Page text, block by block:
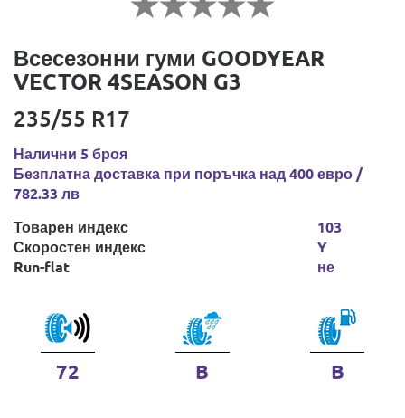
Всесезонни гуми GOODYEAR
VECTOR 4SEASON G3
235/55 R17
Налични 5 броя
Безплатна доставка при поръчка над 400 евро /
782.33 лв
Товарен индекс
Скоростен индекс
Run-flat
103
Y
не
72 B B